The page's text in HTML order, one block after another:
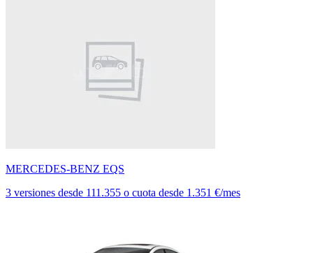
MERCEDES-BENZ EQS
3 versiones desde 111.355 o cuota desde 1.351 €/mes